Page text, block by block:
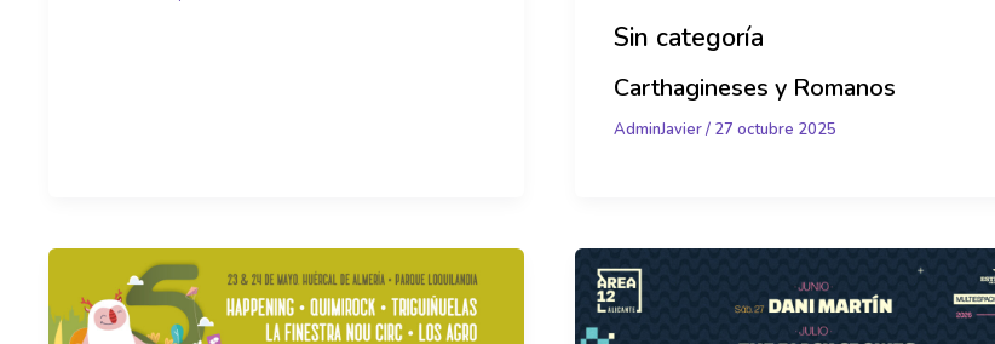
Sin categoría
Carthagineses y Romanos
AdminJavier/ 27 octubre 2025